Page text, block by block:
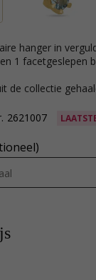
1 facetgeslepen
de collectie
2621007